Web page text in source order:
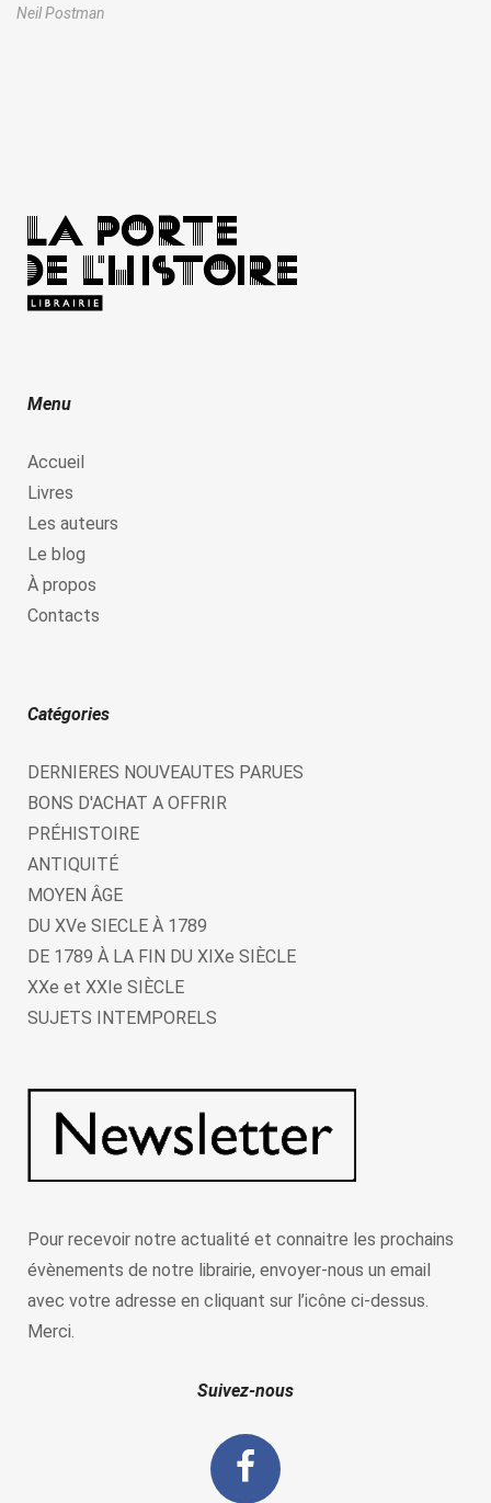
Neil Postman
Menu
Accueil
Livres
Les auteurs
Le blog
À propos
Contacts
Catégories
DERNIERES NOUVEAUTES PARUES
BONS D'ACHAT A OFFRIR
PRÉHISTOIRE
ANTIQUITÉ
MOYEN ÂGE
DU XVe SIECLE À 1789
DE 1789 À LA FIN DU XIXe SIÈCLE
XXe et XXIe SIÈCLE
SUJETS INTEMPORELS
Pour recevoir notre actualité et connaitre les prochains
évènements de notre librairie, envoyer-nous un email
avec votre adresse en cliquant sur l’icône ci-dessus.
Merci.
Suivez-nous